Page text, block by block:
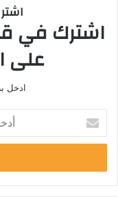
اشترك في
على
ادخل
خ
ب
ر